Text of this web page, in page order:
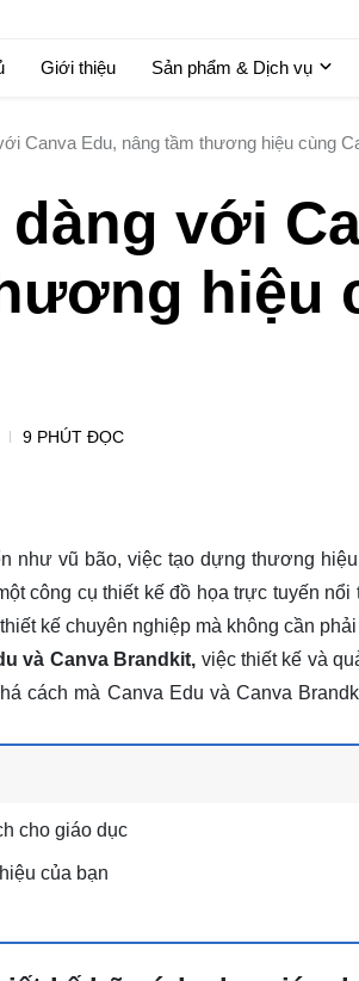
Giới thiệu Sản phẩm & Dịch vụ
Canva Edu, nâng tầm thương hiệu cùng
với
hiệu
9 PHÚT ĐỌC
như vũ bão, việc tạo dựng thương
công cụ thiết kế đồ họa trực tuyến
kế chuyên nghiệp mà không cần
và Canva Brandkit, việc thiết kế và
cách mà Canva Edu và Canva
cho giáo dục
của bạn